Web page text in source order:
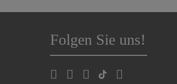
Folgen Sie uns!